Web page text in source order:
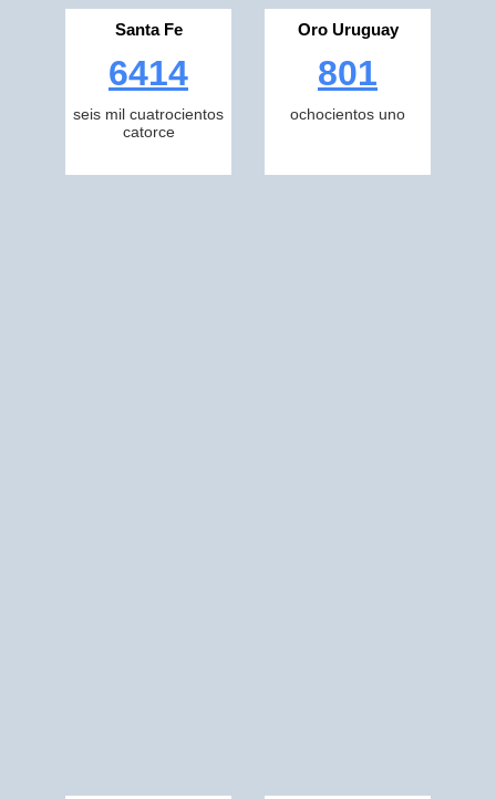
Santa Fe
6414
seis mil cuatrocientos
catorce
Oro Uruguay
801
ochocientos uno